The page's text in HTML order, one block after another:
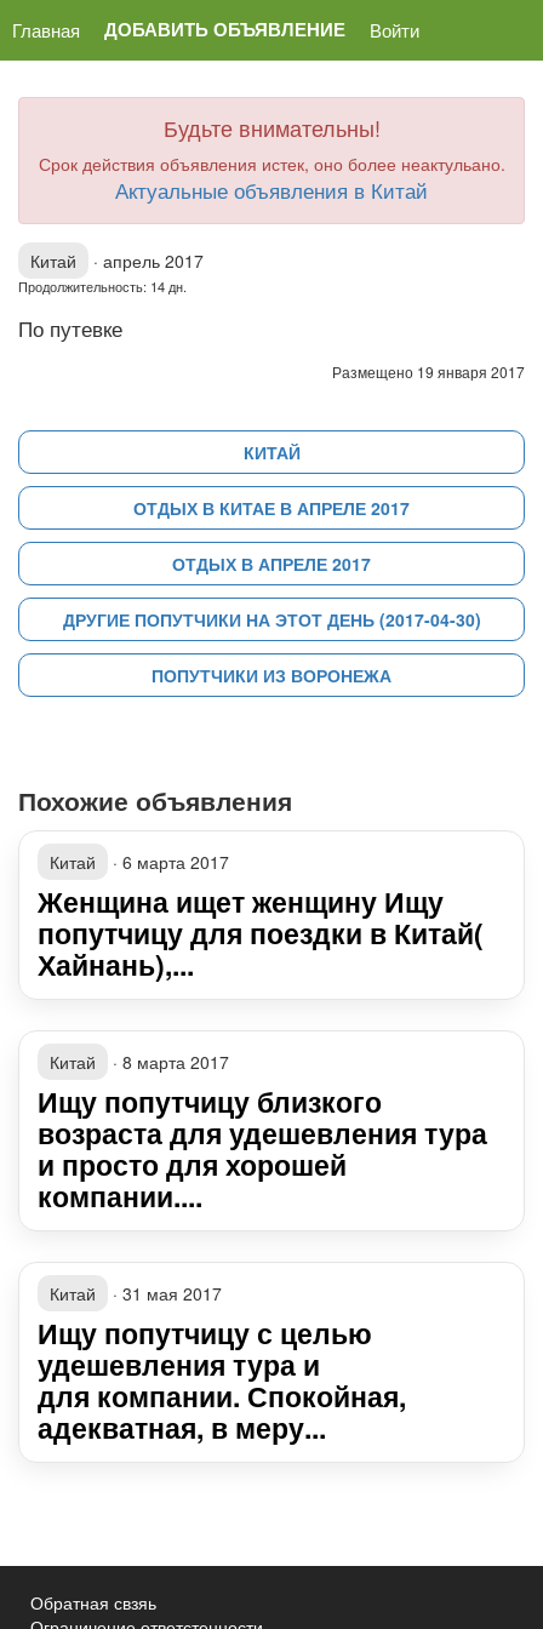
Главная ДОБАВИТЬ ОБЪЯВЛЕНИЕ Войти
Будьте внимательны!
Срок действия объявления истек, оно более неактульано.
Актуальные объявления в Китай
Китай · апрель 2017
Продолжительность: 14 дн.
По путевке
Размещено 19 января 2017
КИТАЙ
ОТДЫХ В КИТАЕ В АПРЕЛЕ 2017
ОТДЫХ В АПРЕЛЕ 2017
ДРУГИЕ ПОПУТЧИКИ НА ЭТОТ ДЕНЬ (2017-04-30)
ПОПУТЧИКИ ИЗ ВОРОНЕЖА
Похожие объявления
Китай · 6 марта 2017
Женщина ищет женщину Ищу
попутчицу для поездки в Китай(
Хайнань),...
Китай · 8 марта 2017
Ищу попутчицу близкого
возраста для удешевления тура
и просто для хорошей
компании....
Китай · 31 мая 2017
Ищу попутчицу с целью
удешевления тура и
для компании. Спокойная,
адекватная, в меру...
Обратная свзяь